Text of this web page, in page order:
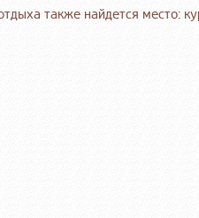
также найдется место: